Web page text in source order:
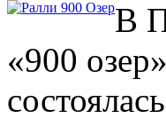
В
«900